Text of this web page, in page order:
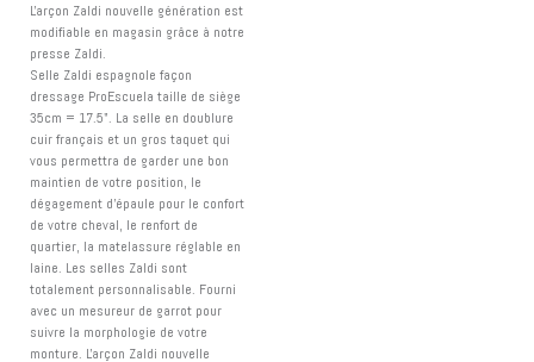
L'arçon Zaldi nouvelle génération est
modifiable en magasin grâce à notre
presse Zaldi.
Selle Zaldi espagnole façon
dressage ProEscuela taille de siège
35cm = 17.5". La selle en doublure
cuir français et un gros taquet qui
vous permettra de garder une bon
maintien de votre position, le
dégagement d'épaule pour le confort
de votre cheval, le renfort de
quartier, la matelassure réglable en
laine. Les selles Zaldi sont
totalement personnalisable. Fourni
avec un mesureur de garrot pour
suivre la morphologie de votre
monture. L'arçon Zaldi nouvelle